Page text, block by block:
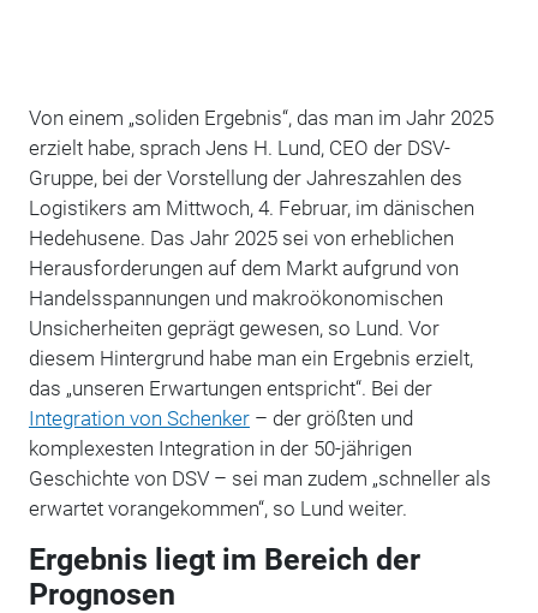
Von einem „soliden Ergebnis“, das man im Jahr 2025
erzielt habe, sprach Jens H. Lund, CEO der DSV-
Gruppe, bei der Vorstellung der Jahreszahlen des
Logistikers am Mittwoch, 4. Februar, im dänischen
Hedehusene. Das Jahr 2025 sei von erheblichen
Herausforderungen auf dem Markt aufgrund von
Handelsspannungen und makroökonomischen
Unsicherheiten geprägt gewesen, so Lund. Vor
diesem Hintergrund habe man ein Ergebnis erzielt,
das „unseren Erwartungen entspricht“. Bei der
Integration von Schenker– der größten und
komplexesten Integration in der 50-jährigen
Geschichte von DSV – sei man zudem „schneller als
erwartet vorangekommen“, so Lund weiter.
Ergebnis liegt im Bereich der
Prognosen